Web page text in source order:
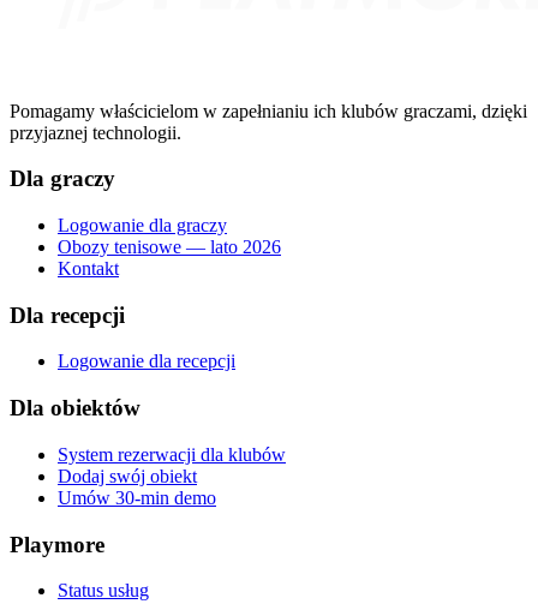
Pomagamy właścicielom w zapełnianiu ich klubów graczami, dzięki
przyjaznej technologii.
Dla graczy
Logowanie dla graczy
Obozy tenisowe — lato 2026
Kontakt
Dla recepcji
Logowanie dla recepcji
Dla obiektów
System rezerwacji dla klubów
Dodaj swój obiekt
Umów 30-min demo
Playmore
Status usług